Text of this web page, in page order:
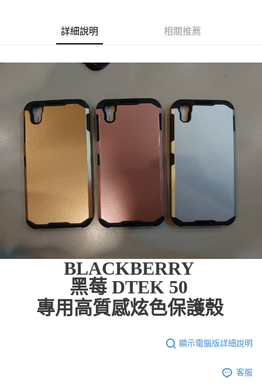
每筆NT$100，滿NT$199(含以上)免運費
詳細說明 相關推薦
BLACKBERRY
黑莓 DTEK 50
專用高質感炫色保護殼
顯示電腦版詳細說明
客服